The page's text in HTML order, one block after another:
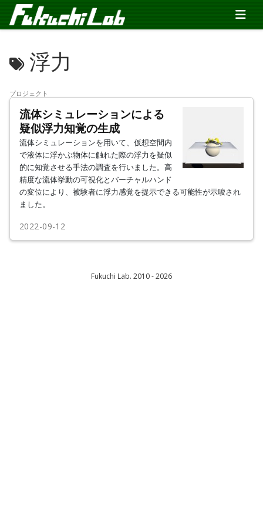
浮力
プロジェクト
流体シミュレーションによる
疑似浮力知覚の生成
流体シミュレーションを用いて、仮想空間内
で液体に浮かぶ物体に触れた際の浮力を疑似
的に知覚させる手法の調査を行いました。高
精度な流体挙動の可視化とバーチャルハンド
の変位により、被験者に浮力感覚を提示できる可能性が示唆され
ました。
2022-09-12
Fukuchi Lab. 2010 - 2026